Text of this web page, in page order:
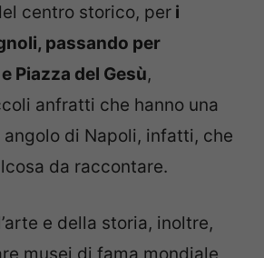
centro storico, per i
passando per
Piazza del Gesù,
anfratti che hanno una
angolo di Napoli, infatti, che
da raccontare.
e della storia, inoltre,